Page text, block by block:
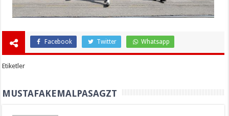
Facebook Twitter Whatsapp
Etiketler
MUSTAFAKEMALPASAGZT